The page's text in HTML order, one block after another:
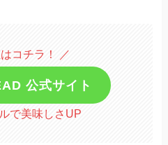
コチラ！ ／
公式サイト
で美味しさUP